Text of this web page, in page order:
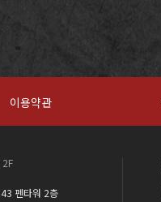
이용약관
2F
펜타워 2층